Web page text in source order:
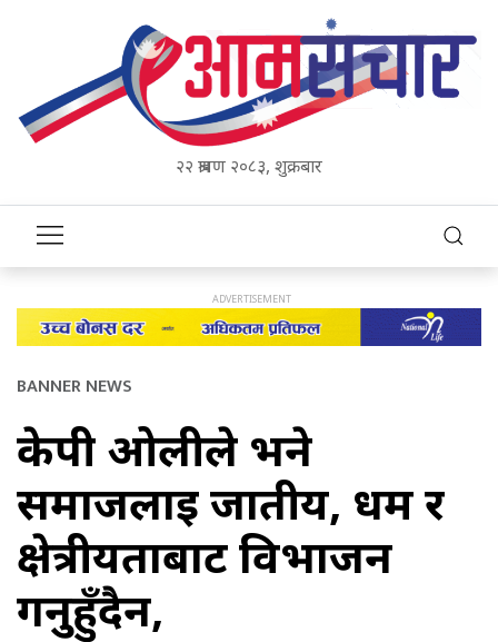
२२ श्रावण २०८३, शुक्रबार
BANNER NEWS
केपी ओलीले भने
समाजलाई जातीय, धर्म र
क्षेत्रीयताबाट विभाजन
गर्नुहुँदैन,